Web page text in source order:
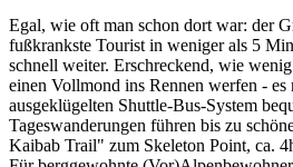
Egal, wie oft man schon dort war: der
fußkrankste Tourist in weniger als 5
schnell weiter. Erschreckend, wie
einen Vollmond ins Rennen werfen -
ausgeklügelten Shuttle-Bus-System
Tageswanderungen führen bis zu
Kaibab Trail" zum Skeleton Point, ca.